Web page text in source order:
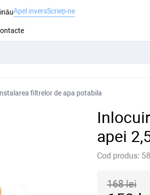
Apel inversScrieți-ne
Instalarea filtrelor de apa potabila
apei
Cod produs:
168lei